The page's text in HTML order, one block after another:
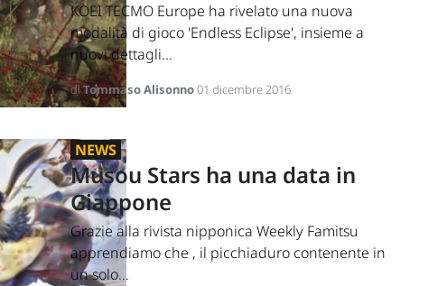
KOEI TECMO Europe ha rivelato una nuova
modalità di gioco 'Endless Eclipse', insieme a
nuovi dettagli...
diTommaso Alisonno01 dicembre 2016
NEWS
Musou Stars ha una data in
Giappone
Grazie alla rivista nipponica Weekly Famitsu
apprendiamo che , il picchiaduro contenente in
un solo...